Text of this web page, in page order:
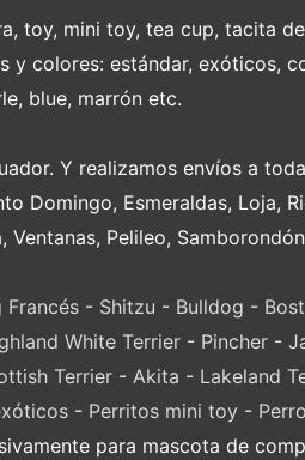
toy, mini toy, tea cup, tacita
colores: estándar, exóticos,
blue, marrón etc.
Y realizamos envíos a
Domingo, Esmeraldas, Loja,
Pelileo,
Francés - Shitzu - Bulldog -
White Terrier- Pincher-
Terrier- Akita - Lakeland
- Perritos mini toy-
para mascota de